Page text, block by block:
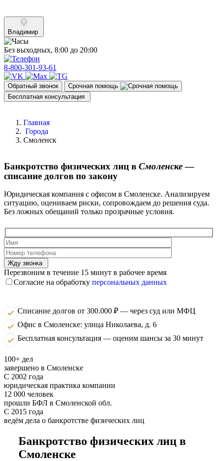
Владимир
Без выходных, 8:00 до 20:00
8-800-301-93-61
Обратный звонок
Срочная помощь
Бесплатная консультация
Главная
Города
Смоленск
Банкротство физических лиц в Смоленске—
списание долгов по закону
Юридическая компания с офисом в Смоленске. Анализируем
ситуацию, оцениваем риски, сопровождаем до решения суда.
Без ложных обещаний только прозрачные условия.
Жду звонка
Перезвоним в течение 15 минут в рабочее время
Согласие на обработку персональных данных
Списание долгов от 300.000 ₽ — через суд или МФЦ
Офис в Смоленске: улица Николаева, д. 6
Бесплатная консультация — оценим шансы за 30 минут
100+ дел
завершено в Смоленске
С 2002 года
юридическая практика компании
12 000 человек
прошли БФЛ в Смоленской обл.
С 2015 года
ведём дела о банкротстве физических лиц
Банкротство физических лиц в
Смоленске